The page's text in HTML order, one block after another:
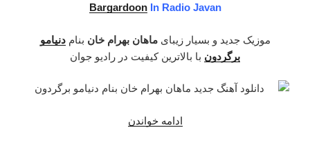
BargardoonIn Radio Javan
موزیک جدید و بسیار زیبای ماهان بهرام خان بنام دنیامو
برگردون با بالاترین کیفیت در رادیو جوان
ادامه خواندن